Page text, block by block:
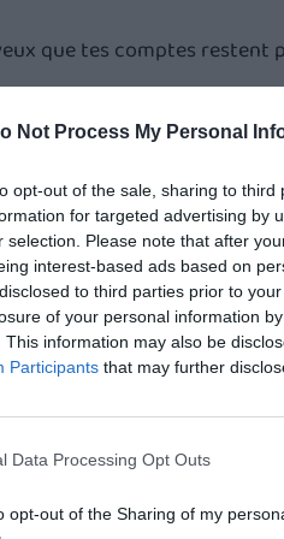
Not Process My Personal
opt-out of the sale, sharing to
for targeted advertising by
selection. Please note that after
interest-based ads based on
to third parties prior to
of your personal information
This information may also be
Participants that may further
Data Processing Opt Outs
opt-out of the Sharing of my
que tes comptes restent
deux de ces trois seuils :
lors du dépôt
en ligne sur le
»